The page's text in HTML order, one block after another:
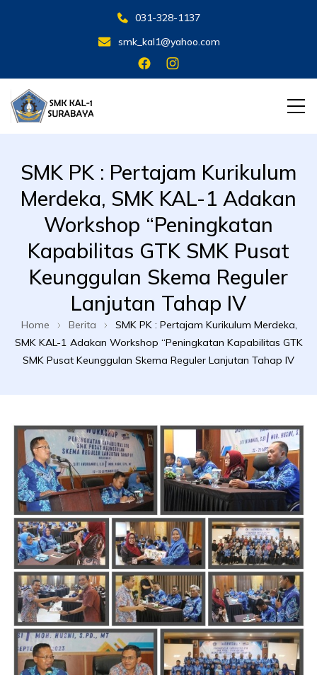
031-328-1137
smk_kal1@yahoo.com
SMK PK : Pertajam Kurikulum
Merdeka, SMK KAL-1 Adakan
Workshop “Peningkatan
Kapabilitas GTK SMK Pusat
Keunggulan Skema Reguler
Lanjutan Tahap IV
Home Berita
SMK PK : Pertajam Kurikulum Merdeka,
SMK KAL-1 Adakan Workshop “Peningkatan Kapabilitas GTK
SMK Pusat Keunggulan Skema Reguler Lanjutan Tahap IV